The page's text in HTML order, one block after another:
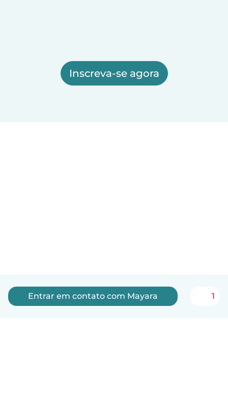
Inscreva-se agora
Entrar em contato com Mayara 1